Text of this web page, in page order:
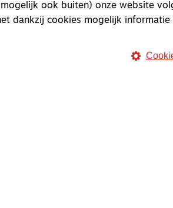
onderweg, in het bijzonder voor
Kvk-nummer 33277063
ook buiten) onze website
dankzij cookies mogelijk